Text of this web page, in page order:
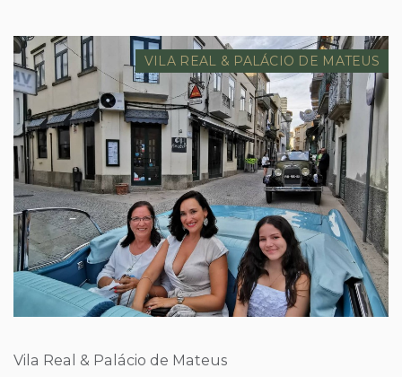
VILA REAL & PALÁCIO DE MATEUS
Preço desde
300.00 €
Vila Real & Palácio de Mateus